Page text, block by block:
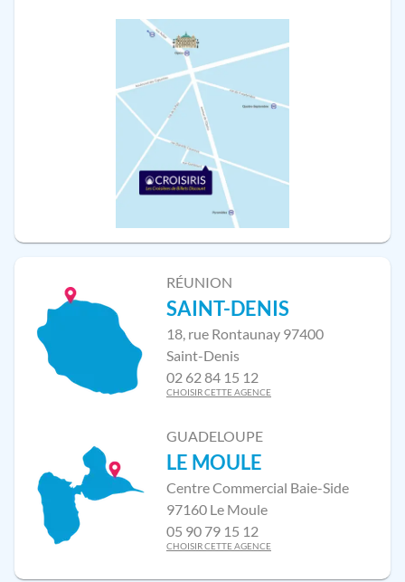
RÉUNION
SAINT-DENIS
18, rue Rontaunay 97400
Saint-Denis
02 62 84 15 12
CHOISIR CETTE AGENCE
GUADELOUPE
LE MOULE
Centre Commercial Baie-Side
97160 Le Moule
05 90 79 15 12
CHOISIR CETTE AGENCE